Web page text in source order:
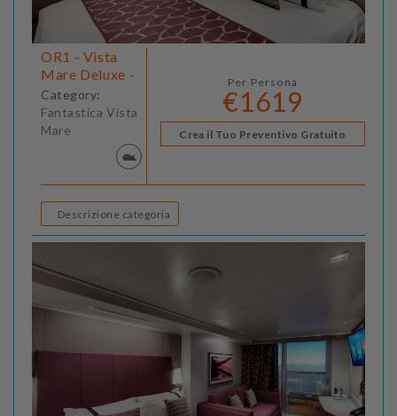
OR1 - Vista
Mare Deluxe -
Category:
Fantastica Vista
Mare
Per Persona
€1619
Crea il Tuo Preventivo Gratuito
Descrizione categoria